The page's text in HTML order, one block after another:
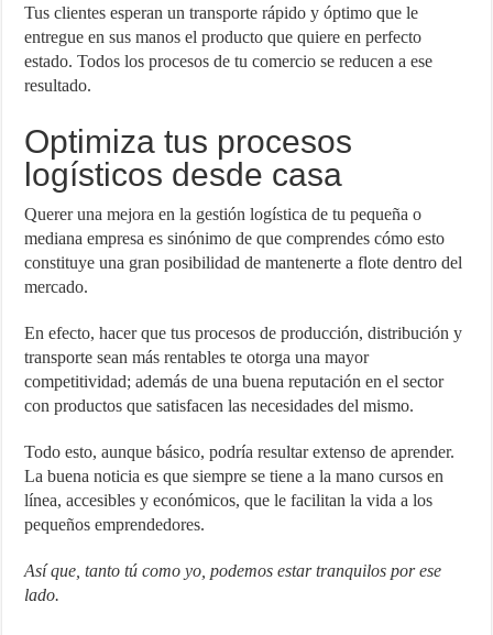
Tus clientes esperan un transporte rápido y óptimo que le
entregue en sus manos el producto que quiere en perfecto
estado. Todos los procesos de tu comercio se reducen a ese
resultado.
Optimiza tus procesos
logísticos desde casa
Querer una mejora en la gestión logística de tu pequeña o
mediana empresa es sinónimo de que comprendes cómo esto
constituye una gran posibilidad de mantenerte a flote dentro del
mercado.
En efecto, hacer que tus procesos de producción, distribución y
transporte sean más rentables te otorga una mayor
competitividad; además de una buena reputación en el sector
con productos que satisfacen las necesidades del mismo.
Todo esto, aunque básico, podría resultar extenso de aprender.
La buena noticia es que siempre se tiene a la mano cursos en
línea, accesibles y económicos, que le facilitan la vida a los
pequeños emprendedores.
Así que, tanto tú como yo, podemos estar tranquilos por ese
lado.